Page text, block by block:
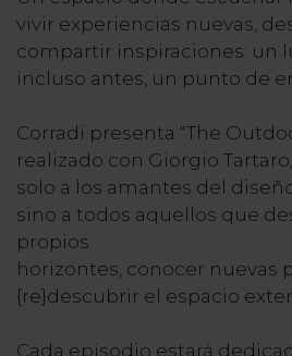
vivir experiencias nuevas,
compartir inspiraciones: un
incluso antes, un punto de
Corradi presenta “The
realizado con Giorgio
solo a los amantes del
sino a todos aquellos que
propios
horizontes, conocer nuevas
{re}descubrir el espacio
Cada episodio estará